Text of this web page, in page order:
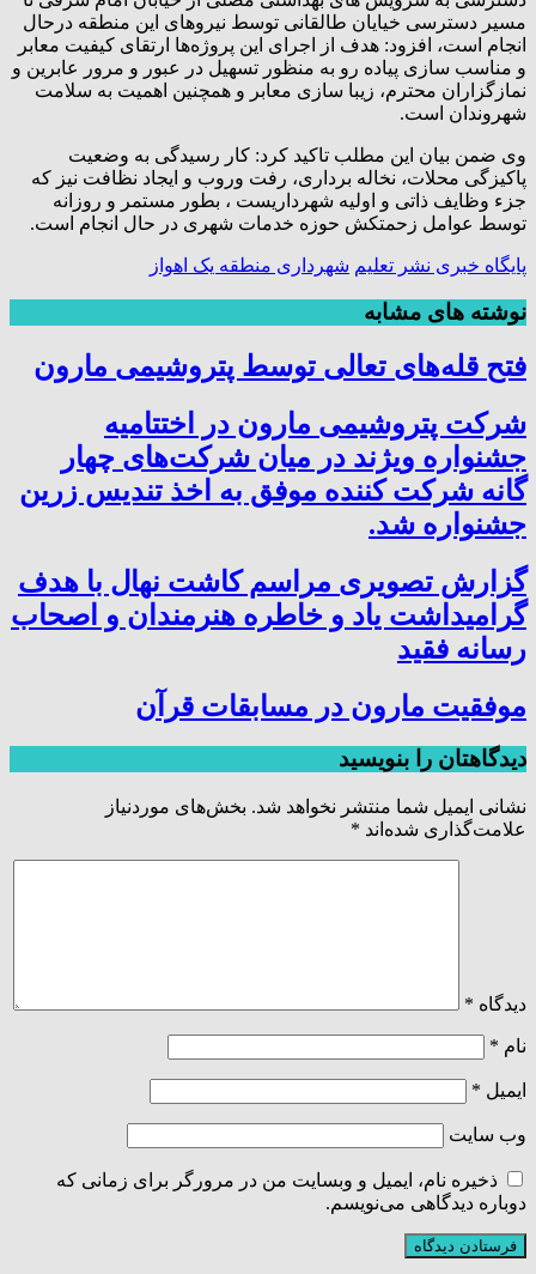
مسیر دسترسی خیایان طالقانی توسط نیروهای این منطقه درحال
انجام است‌، افزود: هدف از اجرای این پروژه‌ها ارتقای کیفیت معابر
و مناسب سازی پیاده رو‌ به منظور تسهیل در عبور و مرور عابرین و
نمازگزاران محترم، زیبا سازی معابر و همچنین اهمیت به سلامت
شهروندان است.
وی ضمن بیان این مطلب تاکید کرد: کار رسیدگی به وضعیت
پاکیزگی محلات، نخاله برداری، رفت وروب و ایجاد نظافت نیز که
جزء وظایف ذاتی و اولیه شهرداریست ، بطور مستمر و روزانه
توسط عوامل زحمتکش حوزه خدمات شهری در حال انجام است.
پایگاه خبری نشر تعلیم شهرداری منطقه یک اهواز
نوشته های مشابه
فتح‌ قله‌های تعالی توسط پتروشیمی مارون
شرکت پتروشیمی مارون در اختتامیه
جشنواره ویژند در میان شرکت‌های چهار
گانه شرکت کننده موفق به اخذ تندیس زرین
جشنواره شد.
گزارش تصویری مراسم کاشت نهال با هدف
گرامیداشت یاد و خاطره هنرمندان و اصحاب
رسانه فقید
موفقیت مارون در مسابقات قرآن
دیدگاهتان را بنویسید
نشانی ایمیل شما منتشر نخواهد شد. بخش‌های موردنیاز
علامت‌گذاری شده‌اند *
دیدگاه *
نام *
ایمیل *
وب‌ سایت
ذخیره نام، ایمیل و وبسایت من در مرورگر برای زمانی که
دوباره دیدگاهی می‌نویسم.